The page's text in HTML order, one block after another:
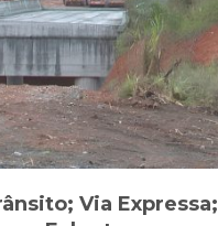
Via Expressa;